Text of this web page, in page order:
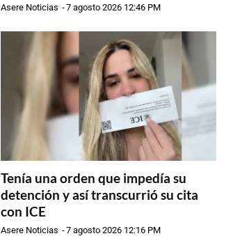
Asere Noticias -7 agosto 2026 12:46 PM
Tenía una orden que impedía su
detención y así transcurrió su cita
con ICE
Asere Noticias -7 agosto 2026 12:16 PM